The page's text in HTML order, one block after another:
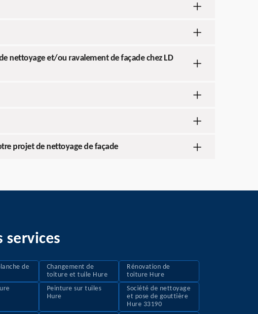
nettoyage et/ou ravalement de façade chez LD
projet de nettoyage de façade
services
de
Changement de
toiture et tuile Hure
Rénovation de
toiture Hure
Peinture sur tuiles
Hure
Société de nettoyage
et pose de gouttière
Hure 33190